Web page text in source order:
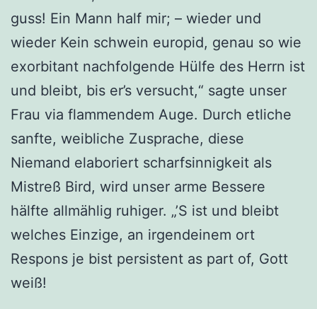
guss! Ein Mann half mir; – wieder und
wieder Kein schwein europid, genau so wie
exorbitant nachfolgende Hülfe des Herrn ist
und bleibt, bis er’s versucht,“ sagte unser
Frau via flammendem Auge. Durch etliche
sanfte, weibliche Zusprache, diese
Niemand elaboriert scharfsinnigkeit als
Mistreß Bird, wird unser arme Bessere
hälfte allmählig ruhiger. „’S ist und bleibt
welches Einzige, an irgendeinem ort
Respons je bist persistent as part of, Gott
weiß!